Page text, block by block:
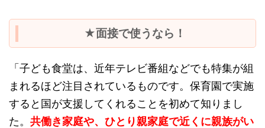
★面接で使うなら！
「子ども食堂は、近年テレビ番組などでも特集が組
まれるほど注目されているものです。保育園で実施
すると国が支援してくれることを初めて知りまし
た。 共働き家庭や、ひとり親家庭で近くに親族がい